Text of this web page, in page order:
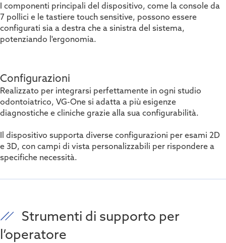
I componenti principali del dispositivo, come la console da
7 pollici e le tastiere touch sensitive, possono essere
configurati sia a destra che a sinistra del sistema,
potenziando l'ergonomia.
Configurazioni
Realizzato per integrarsi perfettamente in ogni studio
odontoiatrico, VG-One si adatta a più esigenze
diagnostiche e cliniche grazie alla sua configurabilità.
Il dispositivo supporta diverse configurazioni per esami 2D
e 3D, con campi di vista personalizzabili per rispondere a
specifiche necessità.
Strumenti di supporto per
l’operatore